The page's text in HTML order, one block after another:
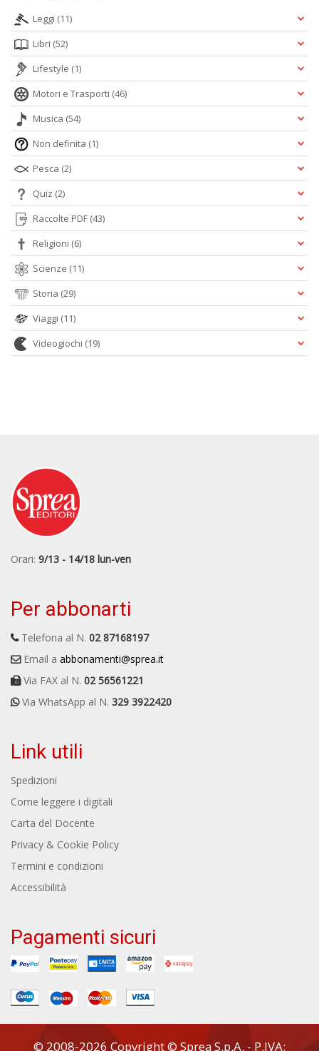
Leggi (11)
Libri (52)
Lifestyle (1)
Motori e Trasporti (46)
Musica (54)
Non definita (1)
Pesca (2)
Quiz (2)
Raccolte PDF (43)
Religioni (6)
Scienze (11)
Storia (29)
Viaggi (11)
Videogiochi (19)
Orari: 9/13 - 14/18 lun-ven
Per abbonarti
Telefona al N. 02 87168197
Email a abbonamenti@sprea.it
Via FAX al N. 02 56561221
Via WhatsApp al N. 329 3922420
Link utili
Spedizioni
Come leggere i digitali
Carta del Docente
Privacy & Cookie Policy
Termini e condizioni
Accessibilità
Pagamenti sicuri
© 2008-2026 Copyright © Sprea S.p.A. - P.IVA: